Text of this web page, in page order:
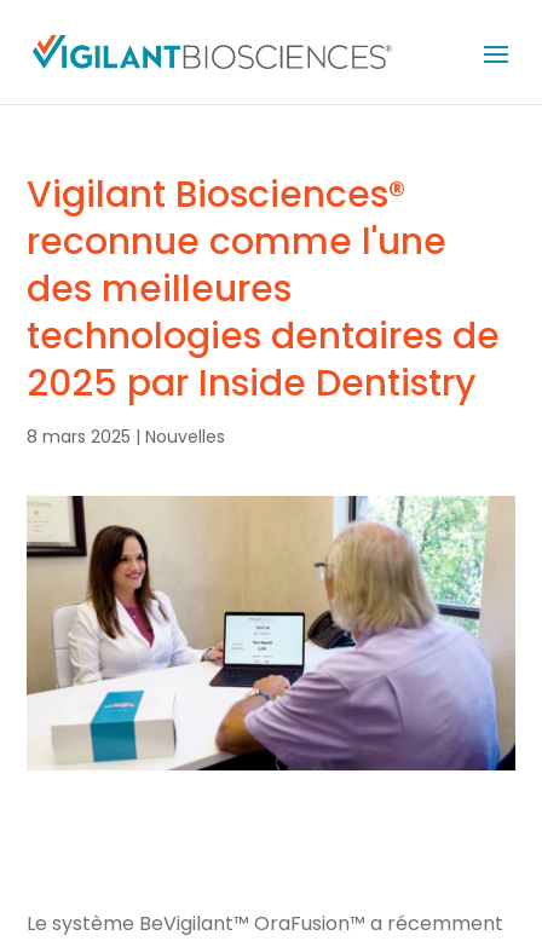
Vigilant Biosciences®
reconnue comme l'une
des meilleures
technologies dentaires de
2025 par Inside Dentistry
8 mars 2025 |Nouvelles
Le système BeVigilant™ OraFusion™ a récemment